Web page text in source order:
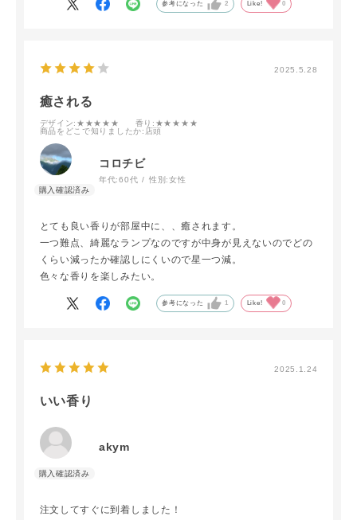
参考になった 2 Like! 0
2025.5.28
癒される
デザイン:★★★★★ 香り :★★★★★
商品をどこで知りましたか:店頭
コロチビ
年代:60代 性別:女性
とても良い香りが部屋中に、、癒されます。
一つ難点、綺麗なランプなのですが中身が見えないのでどの
くらい減ったか確認しにくいので星一つ減。
色々な香りを楽しみたい。
参考になった 1 Like! 0
2025.1.24
いい香り
akym
注文してすぐに到着しました！